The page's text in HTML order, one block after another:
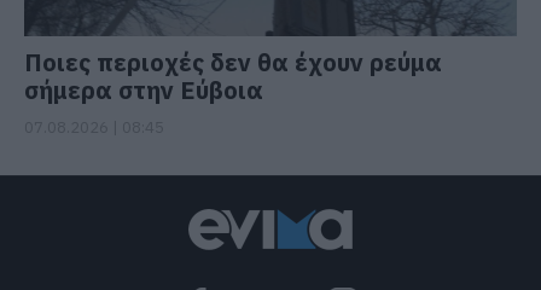
Ποιες περιοχές δεν θα έχουν ρεύμα
σήμερα στην Εύβοια